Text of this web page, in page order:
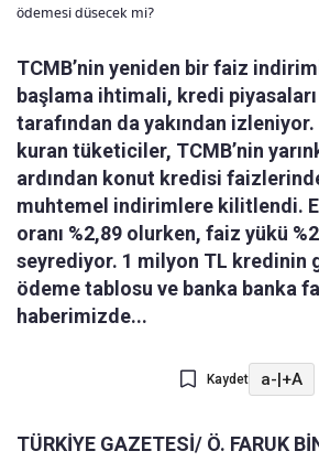
ödemesi düsecek mi?
TCMB’nin yeniden bir faiz
başlama ihtimali, kredi
tarafından da yakından
kuran tüketiciler, TCMB’nin
ardından konut kredisi
muhtemel indirimlere kilitlendi.
oranı %2,89 olurken, faiz yükü
seyrediyor. 1 milyon TL kredinin
ödeme tablosu ve banka banka
haberimizde...
Kaydet a-|+A
TÜRKİYE GAZETESİ/ Ö. FARUK